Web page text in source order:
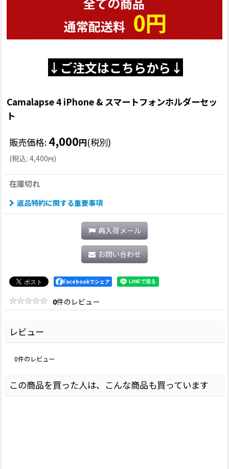
↓ご注文はこちらから↓
Camalapse 4 iPhone & スマートフォンホルダーセッ
ト
販売価格: 4,000円(税別)
(税込: 4,400円)
在庫切れ
返品特約に関する重要事項
再入荷メール
お問い合わせ
Facebookでシェア
0件のレビュー
レビュー
0件のレビュー
この商品を買った人は、こんな商品も買っています